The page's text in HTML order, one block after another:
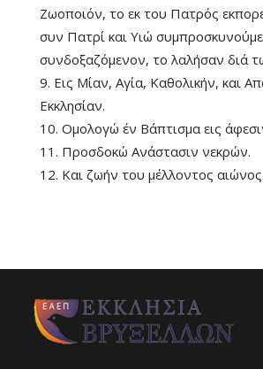
Ζωοποιόν, το εκ του Πατρός
συν Πατρί και Υιώ
συνδοξαζόμενον, το λαλήσαν διά
9. Εις Μίαν, Αγία, Καθολικήν, και
Εκκλησίαν.
10. Ομολογώ έν Βάπτισμα εις
11. Προσδοκώ Ανάστασιν νεκρών.
12. Και ζωήν του μέλλοντος